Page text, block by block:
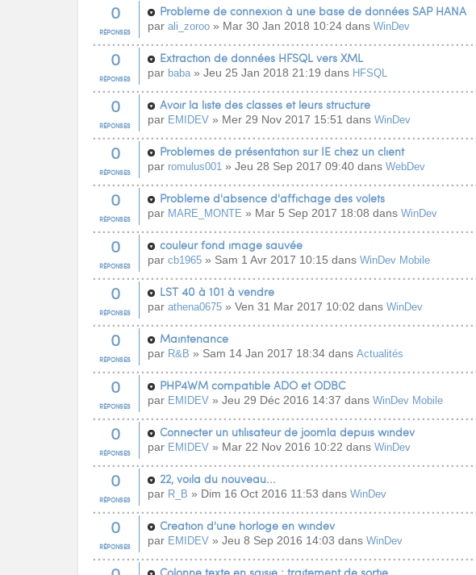
0
RÉPONSES
Problème de connexion à une base de données SAP HANA
par ali_zoroo » Mar 30 Jan 2018 10:24 dans WinDev
0
RÉPONSES
Extraction de données HFSQL vers XML
par baba » Jeu 25 Jan 2018 21:19 dans HFSQL
0
RÉPONSES
Avoir la liste des classes et leurs structure
par EMIDEV » Mer 29 Nov 2017 15:51 dans WinDev
0
RÉPONSES
Problèmes de présentation sur IE chez un client
par romulus001 » Jeu 28 Sep 2017 09:40 dans WebDev
0
RÉPONSES
Problème d'absence d'affichage des volets
par MARE_MONTE » Mar 5 Sep 2017 18:08 dans WinDev
0
RÉPONSES
couleur fond image sauvée
par cb1965 » Sam 1 Avr 2017 10:15 dans WinDev Mobile
0
RÉPONSES
LST 40 à 101 à vendre
par athena0675 » Ven 31 Mar 2017 10:02 dans WinDev
0
RÉPONSES
Maintenance
par R&B » Sam 14 Jan 2017 18:34 dans Actualités
0
RÉPONSES
PHP4WM compatible ADO et ODBC
par EMIDEV » Jeu 29 Déc 2016 14:37 dans WinDev Mobile
0
RÉPONSES
Connecter un utilisateur de joomla depuis windev
par EMIDEV » Mar 22 Nov 2016 10:22 dans WinDev
0
RÉPONSES
22, voila du nouveau...
par R_B » Dim 16 Oct 2016 11:53 dans WinDev
0
RÉPONSES
Creation d'une horloge en windev
par EMIDEV » Jeu 8 Sep 2016 14:03 dans WinDev